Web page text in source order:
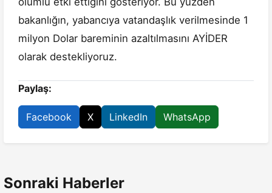
bakanlığın, yabancıya vatandaşlık verilmesinde 1
milyon Dolar bareminin azaltılmasını AYİDER
olarak destekliyoruz.
Paylaş:
Facebook X LinkedIn WhatsApp
Sonraki Haberler